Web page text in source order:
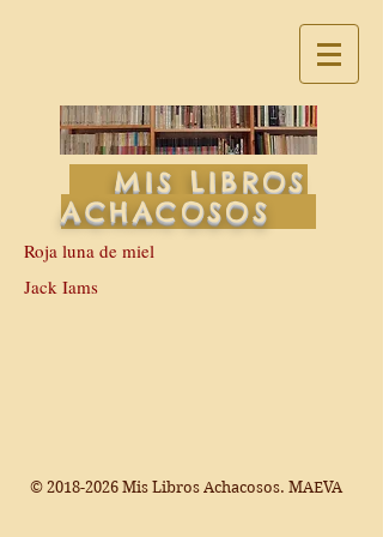
MIS LIBROS
ACHACOSOS
Roja luna de miel
Jack Iams
© 2018-2026 Mis Libros Achacosos. MAEVA